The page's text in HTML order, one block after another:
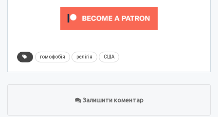
гомофобія релігія США
Залишити коментар